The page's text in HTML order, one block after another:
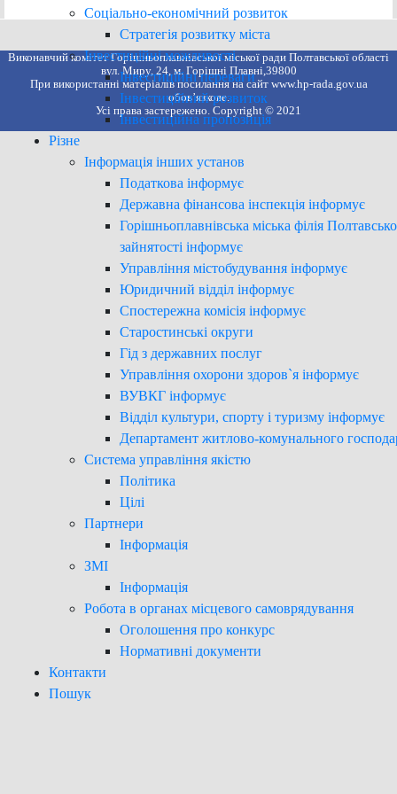
Соціально-економічний розвиток
Стратегія розвитку міста
Інвестиційні можливості
Інвестиційні переваги
Інвестиційний розвиток
Інвестиційна пропозиція
Різне
Інформація інших установ
Податкова інформує
Державна фінансова інспекція інформує
Горішньоплавнівська міська філія
зайнятості інформує
Управління містобудування інформує
Юридичний відділ інформує
Спостережна комісія інформує
Старостинські округи
Гід з державних послуг
Управління охорони здоров`я інформує
ВУВКГ інформує
Відділ культури, спорту і туризму інформує
Департамент житлово-комунального
Система управління якістю
Політика
Цілі
Партнери
Інформація
ЗМІ
Інформація
Робота в органах місцевого самоврядування
Оголошення про конкурс
Нормативні документи
Контакти
Пошук
Виконавчий комітет Горішньоплавнівської міської ради Полтавської області
вул. Миру, 24, м. Горішні Плавні,39800
При використанні матеріалів посилання на сайт www.hp-rada.gov.ua
обов’язкове.
Усі права застережено. Copyright © 2021